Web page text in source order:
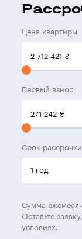
Цена квартиры
2 712 421 ₴
Первый взнос
271 242 ₴
Срок рассрочки
Сумма
Оставьте
условиях.